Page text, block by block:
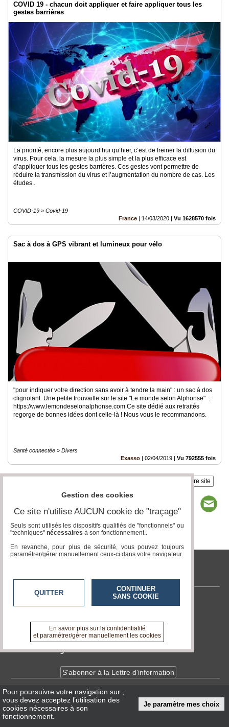
COVID 19 - chacun doit appliquer et faire appliquer tous les
gestes barrières
La priorité, encore plus aujourd’hui qu’hier, c’est de freiner la diffusion du
virus. Pour cela, la mesure la plus simple et la plus efficace est
d’appliquer tous les gestes barrières. Ces gestes vont permettre de
réduire la transmission du virus et l’augmentation du nombre de cas. Les
études..
COVID-19 » Covid-19
France | 14/03/2020 | Vu 1628570 fois
Sac à dos à GPS vibrant et lumineux pour vélo
"pour indiquer votre direction sans avoir à tendre la main" : un sac à dos
clignotant Une petite trouvaille sur le site "Le monde selon Alphonse" :
https://www.lemondeselonalphonse.com Ce site dédié aux retraités
regorge de bonnes idées dont celle-là ! Nous vous le recommandons.
Santé connectée » Divers
Exasso | 02/04/2019 | Vu 792555 fois
Insérez sur votre site
tvlocale.fr
Contactez-nous
A propos de tvlocale.fr
Devenir délégué
S'abonner à la Lettre d'information
InfosCNIL/RGPD
Conditions Générales d'Utilisation
Pour poursuivre votre navigation sur
vous devez acceptez l’utilisation des
cookies nécessaires à son
fonctionnement.
Je paramètre mes choix
Gestion des cookies
Ce site n'utilise AUCUN cookie de "traçage"
Seuls sont utilisés les dispositifs qualifiés de "fonctionnels" ou
"techniques" nécessaires à son fonctionnement..
En revanche, pour plus de sécurité, vous pouvez toujours
paramétrer/gérer manuellement ceux-ci dans votre navigateur.
QUITTER
CONTINUER
SANS COOKIE
En savoir plus sur la confidentialité
et paramétrer/gérer manuellement les cookies